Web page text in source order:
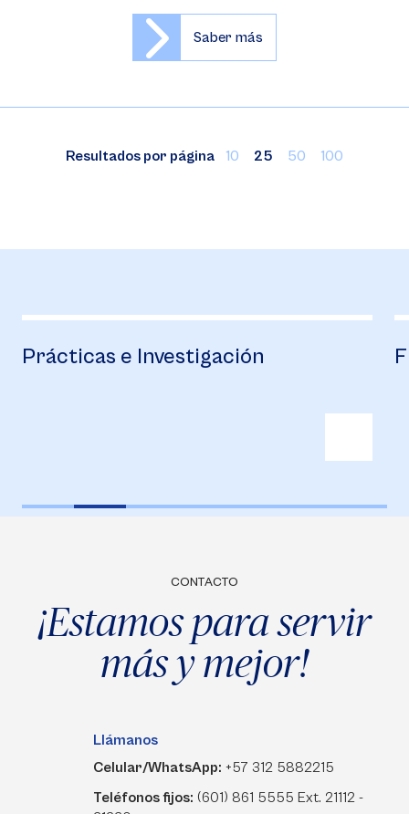
Saber más
Resultados por página 10 25 50 100
Prácticas e Investigación
CONTACTO
¡Estamos para servir
más y mejor!
Llámanos
Celular/WhatsApp: +57 312 5882215
Teléfonos fijos: (601) 861 5555 Ext. 21112 -